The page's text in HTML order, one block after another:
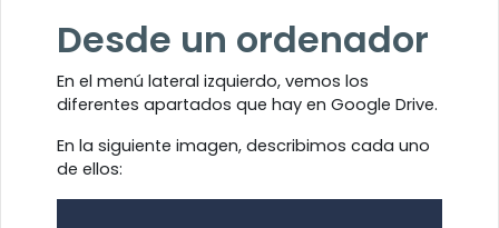
Desde un ordenador
En el menú lateral izquierdo, vemos los
diferentes apartados que hay en Google Drive.
En la siguiente imagen, describimos cada uno
de ellos: